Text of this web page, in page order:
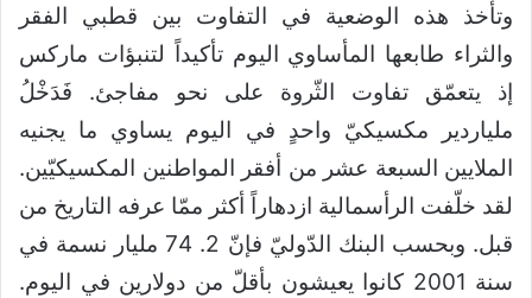
وتأخذ هذه الوضعية في التفاوت بين قطبي الفقر
والثراء طابعها المأساوي اليوم تأكيداً لتنبؤات ماركس
إذ يتعمّق تفاوت الثّروة على نحو مفاجئ. فَدَخْلُ
ملياردير مكسيكيّ واحدٍ في اليوم يساوي ما يجنيه
الملايين السبعة عشر من أفقر المواطنين المكسيكيّين.
لقد خلّفت الرأسمالية ازدهاراً أكثر ممّا عرفه التاريخ من
قبل. وبحسب البنك الدّوليّ فإنّ 2. 74 مليار نسمة في
سنة 2001 كانوا يعيشون بأقلّ من دولارين في اليوم.